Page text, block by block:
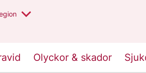
Olyckor & skador